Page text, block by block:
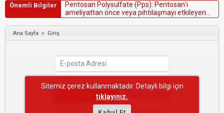
Önemli Bilgiler Pentosan Po ysu fate (Pps): Pentosan'ı
ame iyattan önce veya pıhtı aşmayı etki eyen
diğerilaçlarlabirliktedikkatlikullanın.
Ana Sayfa » Giriş
Sitemiz çerez kullanmaktadır. Detaylı bilgi için
tıklayınız.